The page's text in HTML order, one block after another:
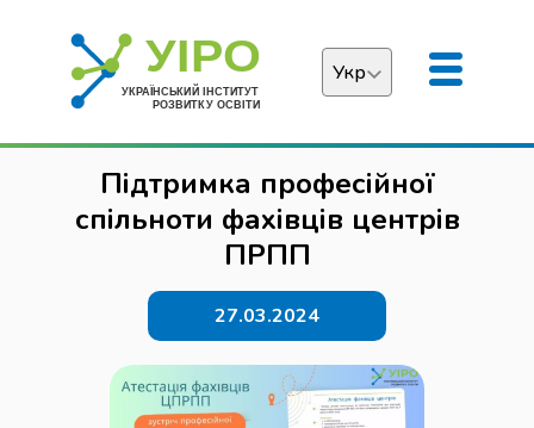
Укр
English
Підтримка професійної
спільноти фахівців центрів
ПРПП
27.03.2024